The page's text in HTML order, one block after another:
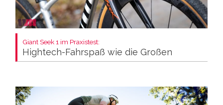
Giant Seek 1 im Praxistest:
Hightech-Fahrspaß wie die Großen